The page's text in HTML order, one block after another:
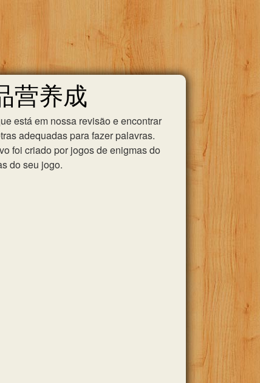
营养成
está em nossa revisão e encontrar
adequadas para fazer palavras.
foi criado por jogos de enigmas do
do seu jogo.